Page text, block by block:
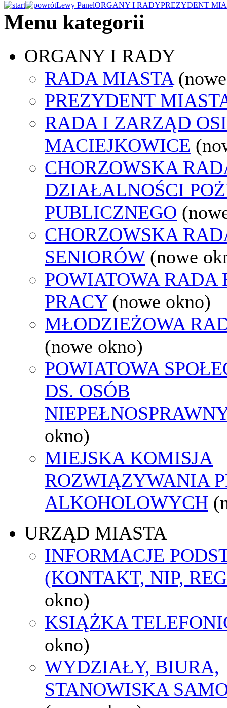
Lewy PanelORGANY I RADYPREZYDENT
Menu kategorii
ORGANY I RADY
RADA MIASTA
PREZYDENT
RADA I ZARZĄD
MACIEJKOWICE
CHORZOWSKA
DZIAŁALNOŚCI
PUBLICZNEGO
CHORZOWSKA
SENIORÓW (nowe
POWIATOWA RADA
PRACY (nowe okno)
MŁODZIEŻOWA
(nowe okno)
POWIATOWA
DS. OSÓB
okno)
MIEJSKA KOMISJA
ROZWIĄZYWANIA
ALKOHOLOWYCH
URZĄD MIASTA
INFORMACJE
(KONTAKT, NIP,
okno)
KSIĄŻKA
okno)
WYDZIAŁY, BIURA,
STANOWISKA